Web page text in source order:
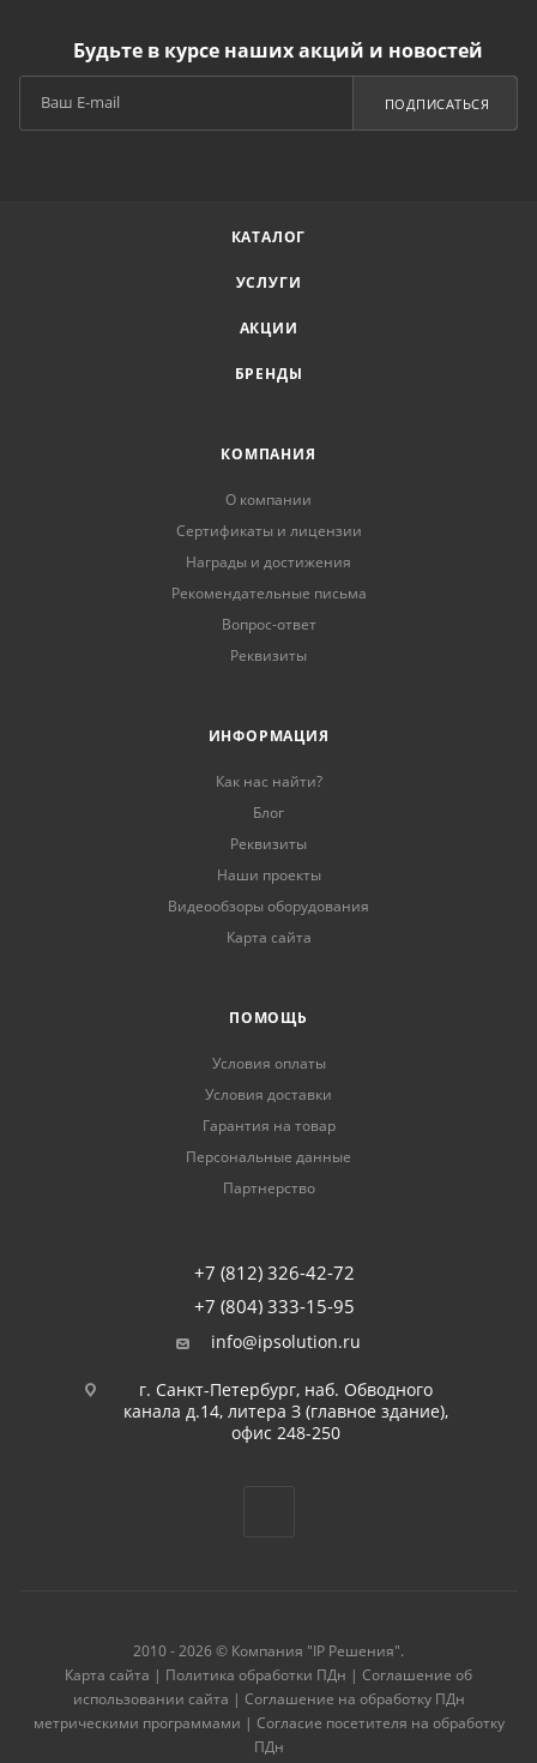
Будьте в курсе наших акций и новостей
ПОДПИСАТЬСЯ
КАТАЛОГ
УСЛУГИ
АКЦИИ
БРЕНДЫ
КОМПАНИЯ
О компании
Сертификаты и лицензии
Награды и достижения
Рекомендательные письма
Вопрос-ответ
Реквизиты
ИНФОРМАЦИЯ
Как нас найти?
Блог
Реквизиты
Наши проекты
Видеообзоры оборудования
Карта сайта
ПОМОЩЬ
Условия оплаты
Условия доставки
Гарантия на товар
Персональные данные
Партнерство
+7 (812) 326-42-72
+7 (804) 333-15-95
info@ipsolution.ru
г. Санкт-Петербург, наб. Обводного
канала д.14, литера З (главное здание),
офис 248-250
2010 - 2026 © Компания "IP Решения".
Карта сайта | Политика обработки ПДн | Соглашение об
использовании сайта | Соглашение на обработку ПДн
метрическими программами | Согласие посетителя на обработку
ПДн